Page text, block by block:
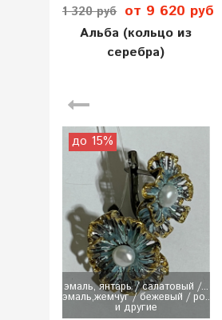
11 320 руб от 9 620 руб
Альба (кольцо из
серебра)
эмаль, янтарь / салатовый /...
эмаль,жемчуг / бежевый / ро...
и другие
до 15%